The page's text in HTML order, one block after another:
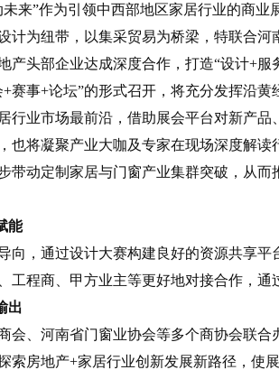
来”作为引领中西部地区家居行业的商
计为纽带，以集采贸易为桥梁，特联合
产头部企业达成深度合作，打造“设计+
+赛事+论坛”的形式召开，将充分发挥沿
行业市场最前沿，借助展会平台对新产
也将凝聚产业大咖及专家在现场深度解
带动定制家居与门窗产业集群突破，从
能
向，通过设计大赛构建良好的资源共享
工程商、甲方业主等更好地对接合作，通
出
会、河南省门窗业协会等多个商协会联
索房地产+家居行业创新发展新路径，使